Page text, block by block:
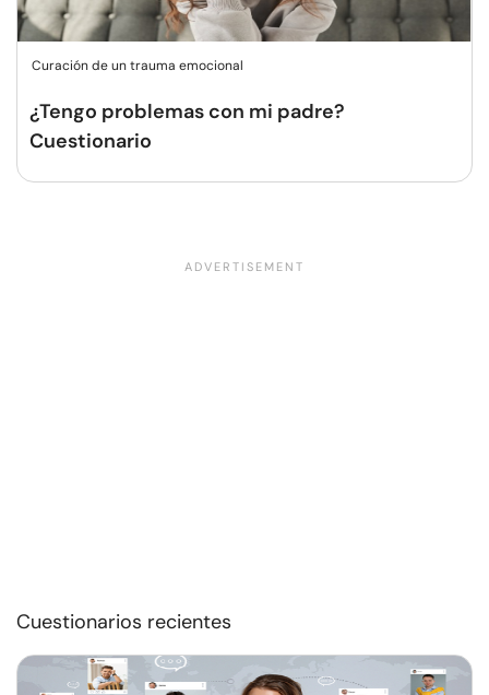
Curación de un trauma emocional
¿Tengo problemas con mi padre?
Cuestionario
Cuestionarios recientes